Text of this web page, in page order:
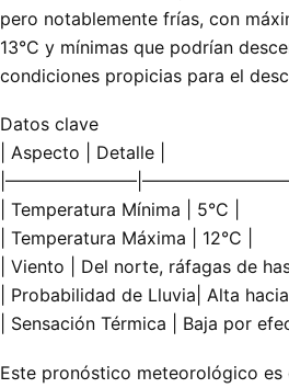
pero notablemente frías, con
13°C y mínimas que podrían
condiciones propicias para el
Datos clave
| Aspecto | Detalle |
| Temperatura Mínima | 5°C |
| Temperatura Máxima | 12°C |
| Viento | Del norte, ráfagas de
| Probabilidad de Lluvia| Alta
| Sensación Térmica | Baja por
Este pronóstico meteorológico es